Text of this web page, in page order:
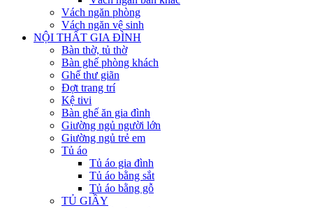
Vách ngăn phòng
Vách ngăn vệ sinh
NỘI THẤT GIA ĐÌNH
Bàn thờ, tủ thờ
Bàn ghế phòng khách
Ghế thư giãn
Đợt trang trí
Kệ tivi
Bàn ghế ăn gia đình
Giường ngủ người lớn
Giường ngủ trẻ em
Tủ áo
Tủ áo gia đình
Tủ áo bằng sắt
Tủ áo bằng gỗ
TỦ GIẦY